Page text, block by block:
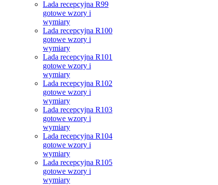
Lada recepcyjna R99
gotowe wzory i
wymiary
Lada recepcyjna R100
gotowe wzory i
wymiary
Lada recepcyjna R101
gotowe wzory i
wymiary
Lada recepcyjna R102
gotowe wzory i
wymiary
Lada recepcyjna R103
gotowe wzory i
wymiary
Lada recepcyjna R104
gotowe wzory i
wymiary
Lada recepcyjna R105
gotowe wzory i
wymiary